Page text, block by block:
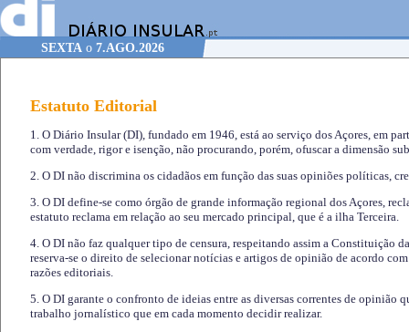
SEXTA o 7.AGO.2026
Estatuto Editorial
1. O Diário Insular (DI), fundado em 1946, está ao serviço dos Açores, em
com verdade, rigor e isenção, não procurando, porém, ofuscar a dimensão
2. O DI não discrimina os cidadãos em função das suas opiniões políticas,
3. O DI define-se como órgão de grande informação regional dos Açores,
estatuto reclama em relação ao seu mercado principal, que é a ilha Terceira.
4. O DI não faz qualquer tipo de censura, respeitando assim a Constituição
reserva-se o direito de selecionar notícias e artigos de opinião de acordo
razões editoriais.
5. O DI garante o confronto de ideias entre as diversas correntes de opinião
trabalho jornalístico que em cada momento decidir realizar.